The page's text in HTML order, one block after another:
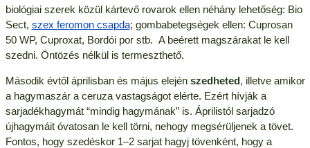
biológiai szerek közül kártevő rovarok ellen néhány lehetőség: Bio
Sect, szex feromon csapda; gombabetegségek ellen: Cuprosan
50 WP, Cuproxat, Bordói por stb. A beérett magszárakat le kell
szedni. Öntözés nélkül is termeszthető.
Második évtől áprilisban és május elején szedheted, illetve amikor
a hagymaszár a ceruza vastagságot elérte. Ezért hívják a
sarjadékhagymát “mindig hagymának” is. Áprilistól sarjadzó
újhagymáit óvatosan le kell törni, nehogy megsérüljenek a tövet.
Fontos, hogy szedéskor 1–2 sarjat hagyj tövenként, hogy a